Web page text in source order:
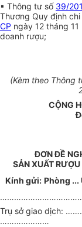
▪ Thông tư số 39/
Thương Quy định
CP ngày 12 tháng
doanh rượu;
(Kèm theo Thông
CỘNG
ĐƠN ĐỀ
SẢN XUẤT
Kính gửi: Phòng ...
Trụ sở giao dịch:
…………………